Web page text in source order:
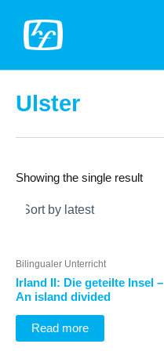
Inhalt
springen
Ulster
Showing the single result
Bilingualer Unterricht
Irland II: Die geteilte Insel –
An island divided
Read more